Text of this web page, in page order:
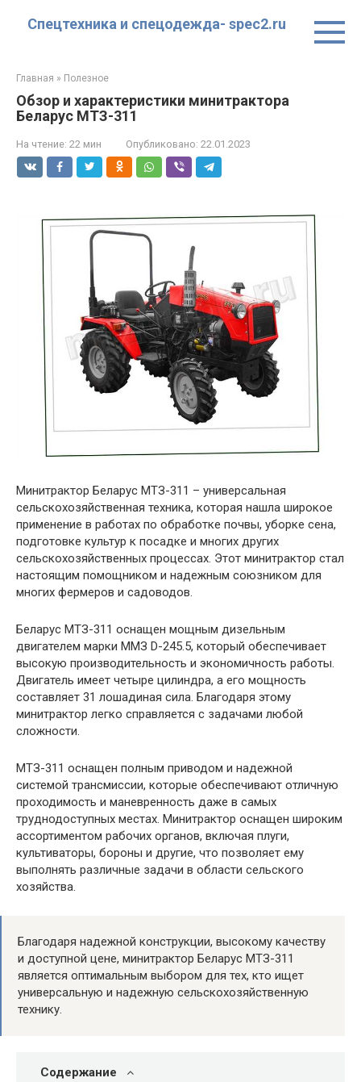
Спецтехника и спецодежда- spec2.ru
Главная » Полезное
Обзор и характеристики минитрактора
Беларус МТЗ-311
На чтение: 22 мин Опубликовано: 22.01.2023
Минитрактор Беларус МТЗ-311 – универсальная
сельскохозяйственная техника, которая нашла широкое
применение в работах по обработке почвы, уборке сена,
подготовке культур к посадке и многих других
сельскохозяйственных процессах. Этот минитрактор стал
настоящим помощником и надежным союзником для
многих фермеров и садоводов.
Беларус МТЗ-311 оснащен мощным дизельным
двигателем марки ММЗ D-245.5, который обеспечивает
высокую производительность и экономичность работы.
Двигатель имеет четыре цилиндра, а его мощность
составляет 31 лошадиная сила. Благодаря этому
минитрактор легко справляется с задачами любой
сложности.
МТЗ-311 оснащен полным приводом и надежной
системой трансмиссии, которые обеспечивают отличную
проходимость и маневренность даже в самых
труднодоступных местах. Минитрактор оснащен широким
ассортиментом рабочих органов, включая плуги,
культиваторы, бороны и другие, что позволяет ему
выполнять различные задачи в области сельского
хозяйства.
Благодаря надежной конструкции, высокому качеству
и доступной цене, минитрактор Беларус МТЗ-311
является оптимальным выбором для тех, кто ищет
универсальную и надежную сельскохозяйственную
технику.
Содержание